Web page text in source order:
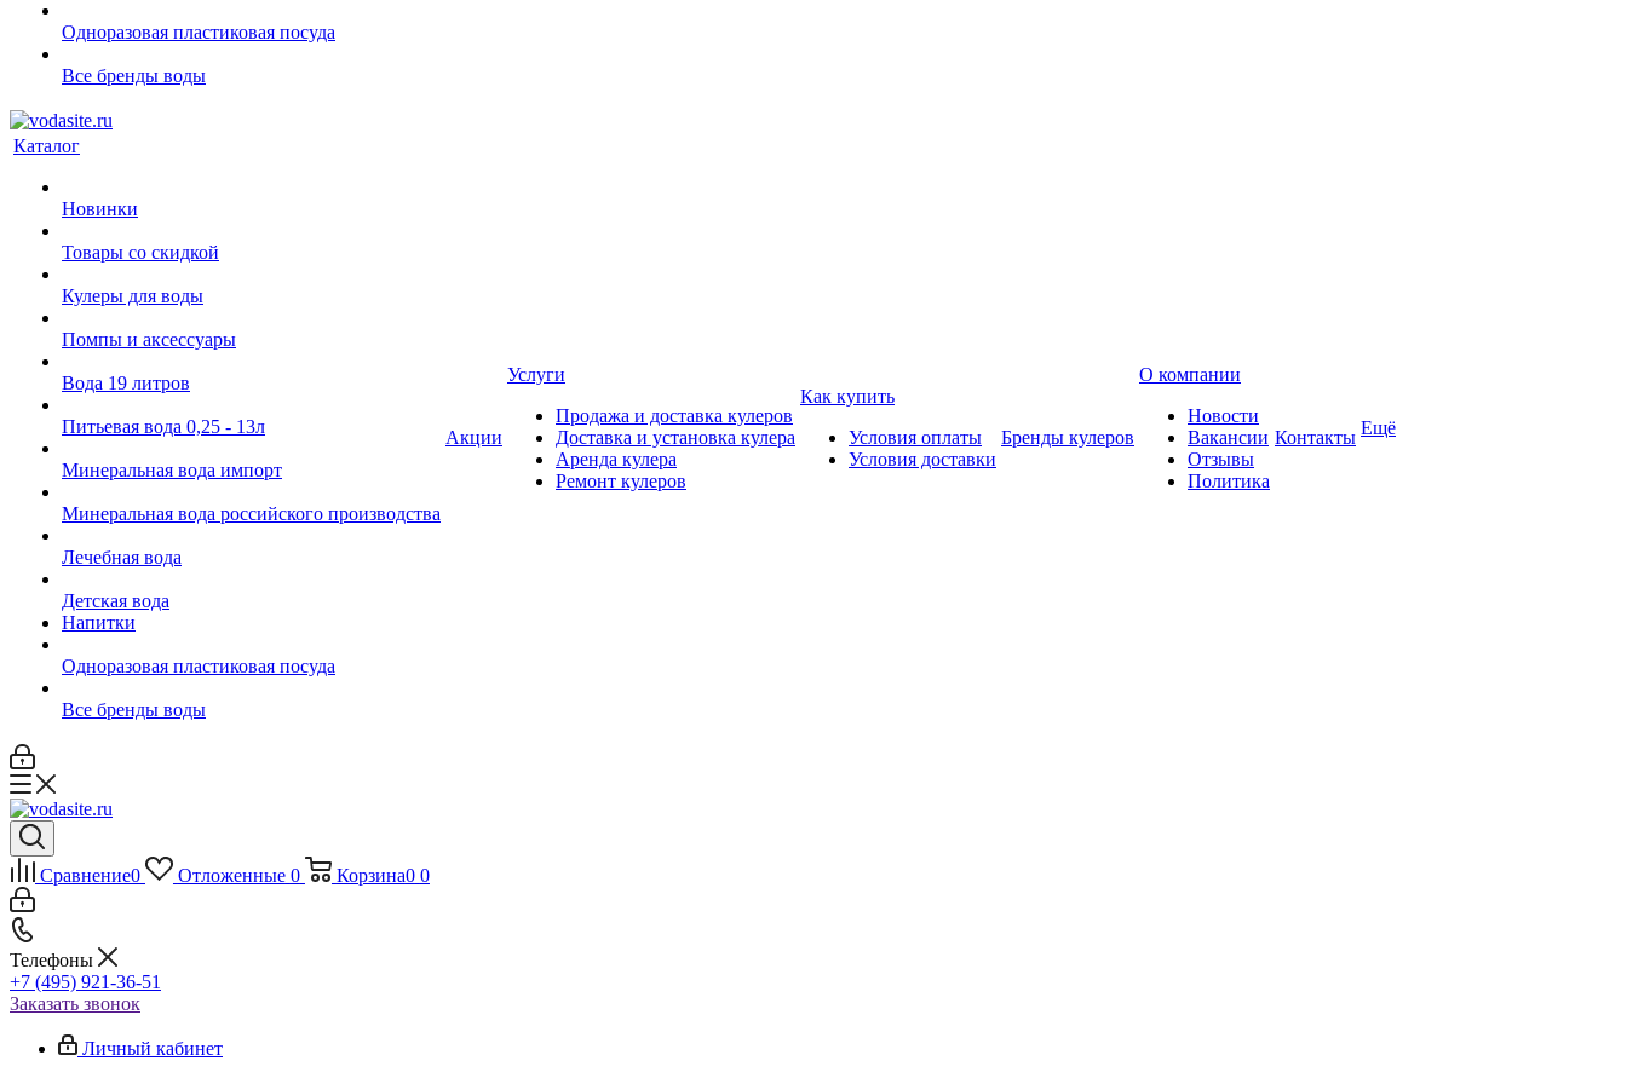
Одноразовая пластиковая посуда
Все бренды воды
Каталог
Новинки
Товары со скидкой
Кулеры для воды
Помпы и аксессуары
Вода 19 литров
Питьевая вода 0,25 - 13л
Минеральная вода импорт
Минеральная вода российского производства
Лечебная вода
Детская вода
Напитки
Одноразовая пластиковая посуда
Все бренды воды
Акции
Услуги
Продажа и доставка кулеров
Доставка и установка кулера
Аренда кулера
Ремонт кулеров
Как купить
Условия оплаты
Условия доставки
Бренды кулеров
О компании
Новости
Вакансии
Отзывы
Политика
Контакты Ещё
Сравнение0 Отложенные 0 Корзина0 0
Телефоны
+7 (495) 921-36-51
Заказать звонок
Личный кабинет